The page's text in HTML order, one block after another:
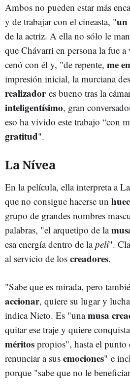
Ambos no pueden estar más
y de trabajar con el cineasta, "un
de la actriz. A ella no sólo le
que Chávarri en persona la fue a
cenó con él y, "de repente, me
impresión inicial, la murciana
realizadores bueno tras la
inteligentísimo, gran
eso ha vivido este trabajo “con
gratitud".
La Nívea
En la película, ella interpreta a
que no consigue hacerse un
grupo de grandes nombres
palabras, "el arquetipo de la
esa energía dentro de lapeli".
al servicio de los creadores.
"Sabe que es mirada, pero
accionar, quiere su lugar y
indica Nieto. Es "unamusa
quitar ese traje y quiere
méritos propios", hasta el punto
renunciar a sus emociones" e
porque "sabe que no le